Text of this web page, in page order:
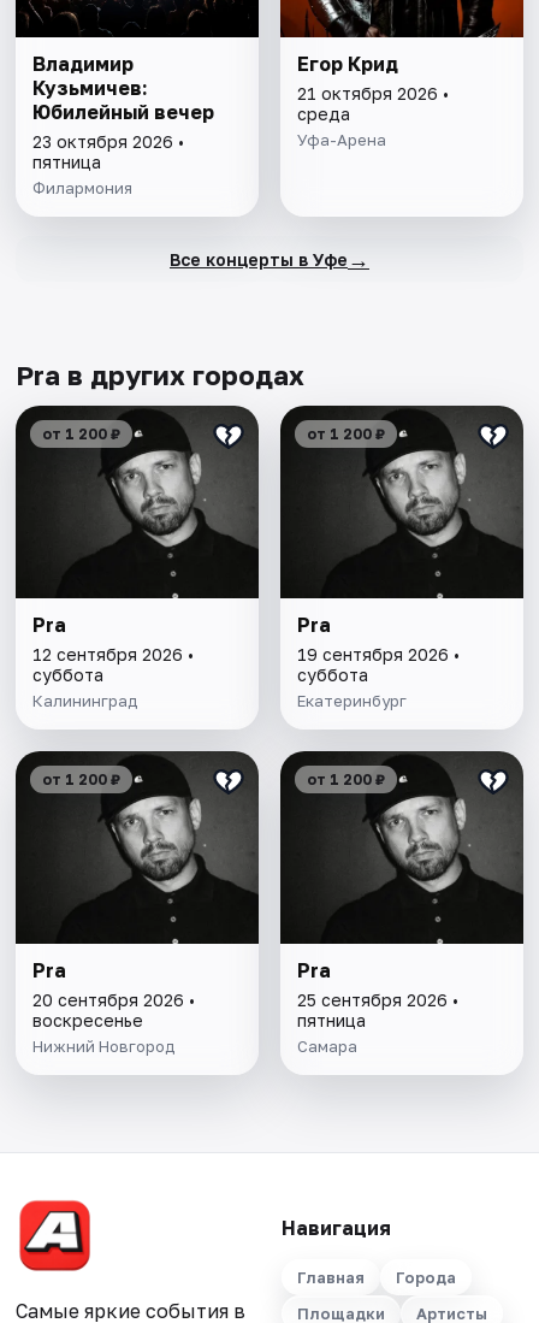
Владимир
Кузьмичев:
Юбилейный вечер
23 октября 2026 •
пятница
Филармония
Егор Крид
21 октября 2026 •
среда
Уфа-Арена
Все концерты в Уфе →
Pra в других городах
от 1 200 ₽
Pra
12 сентября 2026 •
суббота
Калининград
от 1 200 ₽
Pra
19 сентября 2026 •
суббота
Екатеринбург
от 1 200 ₽
Pra
20 сентября 2026 •
воскресенье
Нижний Новгород
от 1 200 ₽
Pra
25 сентября 2026 •
пятница
Самара
Самые яркие события в
Навигация
Главная
Города
Площадки
Артисты